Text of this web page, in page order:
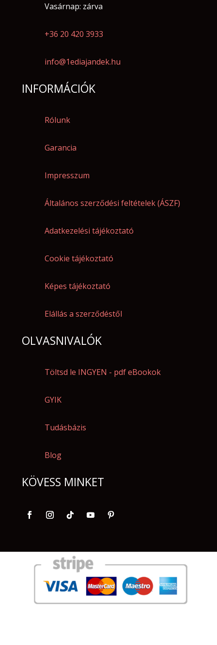
Vasárnap: zárva
+36 20 420 3933
info@1ediajandek.hu
INFORMÁCIÓK
Rólunk
Garancia
Impresszum
Általános szerződési feltételek (ÁSZF)
Adatkezelési tájékoztató
Cookie tájékoztató
Képes tájékoztató
Elállás a szerződéstől
OLVASNIVALÓK
Töltsd le INGYEN - pdf eBookok
GYIK
Tudásbázis
Blog
KÖVESS MINKET